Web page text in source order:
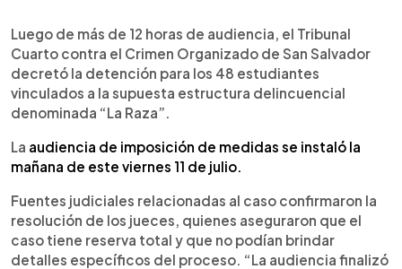
► Escuchar artículo
Luego de más de 12 horas de audiencia, el Tribunal
Cuarto contra el Crimen Organizado de San Salvador
decretó la detención para los 48 estudiantes
vinculados a la supuesta estructura delincuencial
denominada “La Raza”.
La audiencia de imposición de medidas se instaló la
mañana de este viernes 11 de julio.
Fuentes judiciales relacionadas al caso confirmaron la
resolución de los jueces, quienes aseguraron que el
caso tiene reserva total y que no podían brindar
detalles específicos del proceso. “La audiencia finalizó